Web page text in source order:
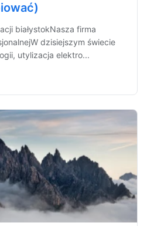
białystokNasza firma
dzisiejszym świecie
utylizacja elektro...